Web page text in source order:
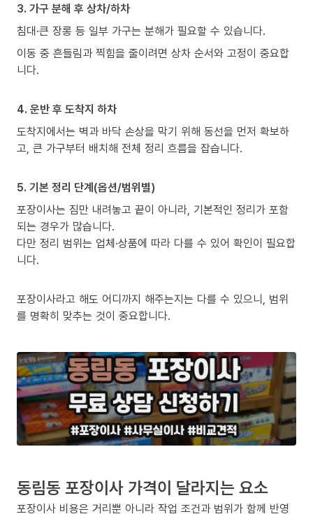
3. 가구 분해 후 상차/하차
침대·큰 장롱 등 일부 가구는 분해가 필요할 수 있습니다.
이동 중 흔들림과 찍힘을 줄이려면 상차 순서와 고정이 중요합
니다.
4. 운반 후 도착지 하차
도착지에서는 벽과 바닥 손상을 막기 위해 동선을 먼저 확보하
고, 큰 가구부터 배치해 전체 정리 흐름을 잡습니다.
5. 기본 정리 단계(옵션/범위별)
포장이사는 짐만 내려놓고 끝이 아니라, 기본적인 정리가 포함
되는 경우가 많습니다.
다만 정리 범위는 업체·상품에 따라 다를 수 있어 확인이 필요합
니다.
포장이사라고 해도 어디까지 해주는지는 다를 수 있으니, 범위
를 명확히 맞추는 것이 중요합니다.
동림동 포장이사 가격이 달라지는 요소
포장이사 비용은 거리뿐 아니라 작업 조건과 범위가 함께 반영